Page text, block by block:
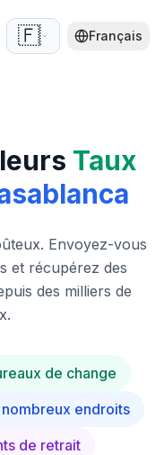
🇫🇷 Français
Taux
Envoyez-vous
et récupérez des
des milliers de
de change
endroits
de retrait